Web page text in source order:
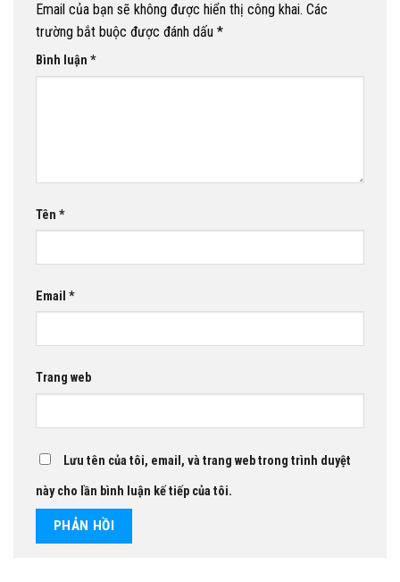
Email của bạn sẽ không được hiển thị công khai. Các
trường bắt buộc được đánh dấu *
Bình luận *
Tên *
Email *
Trang web
Lưu tên của tôi, email, và trang web trong trình duyệt
này cho lần bình luận kế tiếp của tôi.